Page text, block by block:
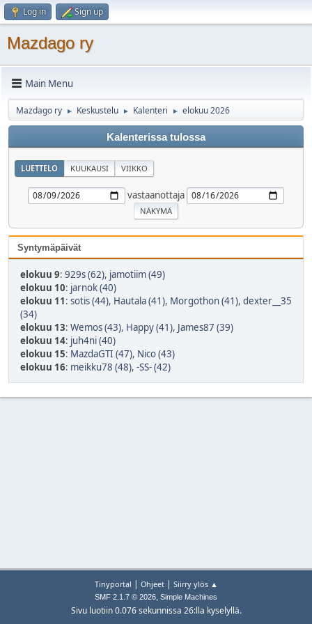
Log in Sign up
Mazdago ry
Main Menu
Mazdago ry ► Keskustelu ► Kalenteri ► elokuu 2026
Kalenterissa tulossa
LUETTELO KUUKAUSI VIIKKO
vastaanottaja
Syntymäpäivät
elokuu 9: 929s (62), jamotiim (49)
elokuu 10: jarnok (40)
elokuu 11: sotis (44), Hautala (41), Morgothon (41), dexter__35
(34)
elokuu 13: Wemos (43), Happy (41), James87 (39)
elokuu 14: juh4ni (40)
elokuu 15: MazdaGTI (47), Nico (43)
elokuu 16: meikku78 (48), -SS- (42)
Tinyportal | Ohjeet| Siirry ylös ▲
SMF 2.1.7 © 2026, Simple Machines
Sivu luotiin 0.076 sekunnissa 26:lla kyselyllä.